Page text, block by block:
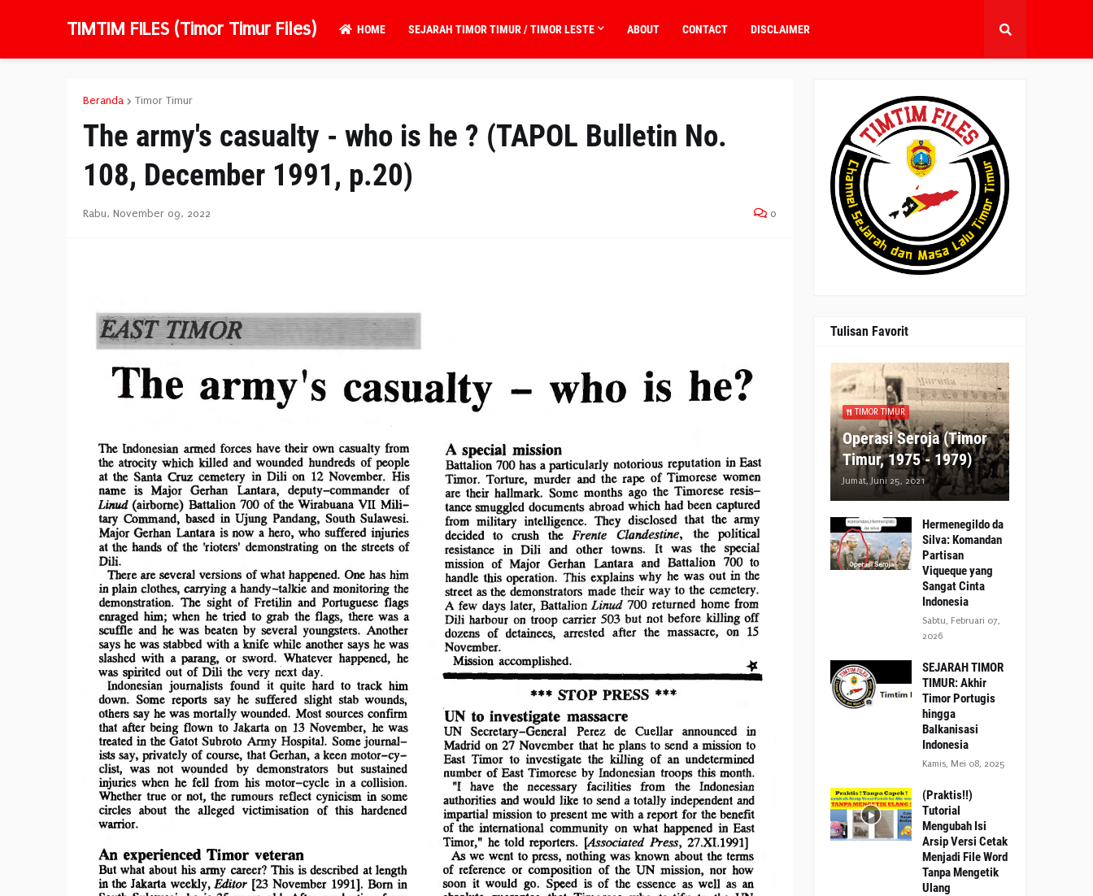
TIMTIM FILES (Timor Timur Files) HOME SEJARAH TIMOR TIMUR / TIMOR LESTE ABOUT CONTACT DISCLAIMER
Beranda Timor Timur
The army's casualty - who is he ? (TAPOL Bulletin No.
108, December 1991, p.20)
Rabu, November 09, 2022 0
Tulisan Favorit
TIMOR TIMUR
Operasi Seroja (Timor
Timur, 1975 - 1979)
Jumat, Juni 25, 2021
Hermenegildo da
Silva: Komandan
Partisan
Viqueque yang
Sangat Cinta
Indonesia
Sabtu, Februari 07,
2026
SEJARAH TIMOR
TIMUR: Akhir
Timor Portugis
hingga
Balkanisasi
Indonesia
Kamis, Mei 08, 2025
(Praktis!!)
Tutorial
Mengubah Isi
Arsip Versi Cetak
Menjadi File Word
Tanpa Mengetik
Ulang